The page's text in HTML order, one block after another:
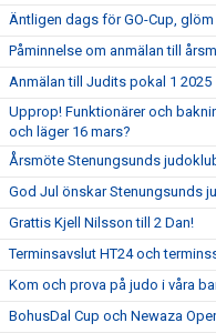
Äntligen dags för GO-Cup, glöm
Påminnelse om anmälan till
Anmälan till Judits pokal 1 2025
Upprop! Funktionärer och
och läger 16 mars?
Årsmöte Stenungsunds
God Jul önskar Stenungsunds
Grattis Kjell Nilsson till 2 Dan!
Terminsavslut HT24 och
Kom och prova på judo i våra
BohusDal Cup och Newaza